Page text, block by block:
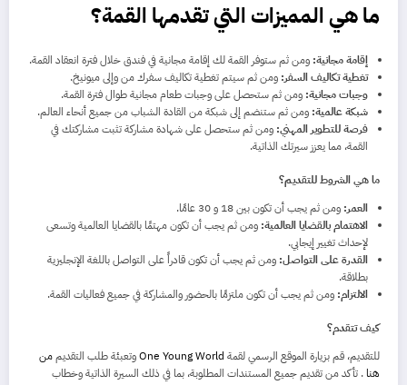
ما هي المميزات التي تقدمها القمة؟
إقامة مجانية: ومن ثم ستوفر القمة لك إقامة مجانية في فندق خلال فترة انعقاد القمة.
تغطية تكاليف السفر: ومن ثم سيتم تغطية تكاليف سفرك من وإلى ميونيخ.
وجبات مجانية: ومن ثم ستحصل على وجبات طعام مجانية طوال فترة القمة.
شبكة عالمية: ومن ثم ستنضم إلى شبكة من القادة الشباب من جميع أنحاء العالم.
فرصة للتطوير المهني: ومن ثم ستحصل على شهادة مشاركة تثبت مشاركتك في
القمة، مما يعزز سيرتك الذاتية.
ما هي الشروط للتقديم؟
العمر: ومن ثم يجب أن تكون بين 18 و 30 عامًا.
الاهتمام بالقضايا العالمية: ومن ثم يجب أن تكون مهتمًا بالقضايا العالمية وتسعى
لإحداث تغيير إيجابي.
القدرة على التواصل: ومن ثم يجب أن تكون قادراً على التواصل باللغة الإنجليزية
بطلاقة.
الالتزام: ومن ثم يجب أن تكون ملتزمًا بالحضور والمشاركة في جميع فعاليات القمة.
كيف تتقدم؟
للتقديم، قم بزيارة الموقع الرسمي لقمة One Young Worldوتعبئة طلب التقديممن
هنا. تأكد من تقديم جميع المستندات المطلوبة، بما في ذلك السيرة الذاتية وخطاب